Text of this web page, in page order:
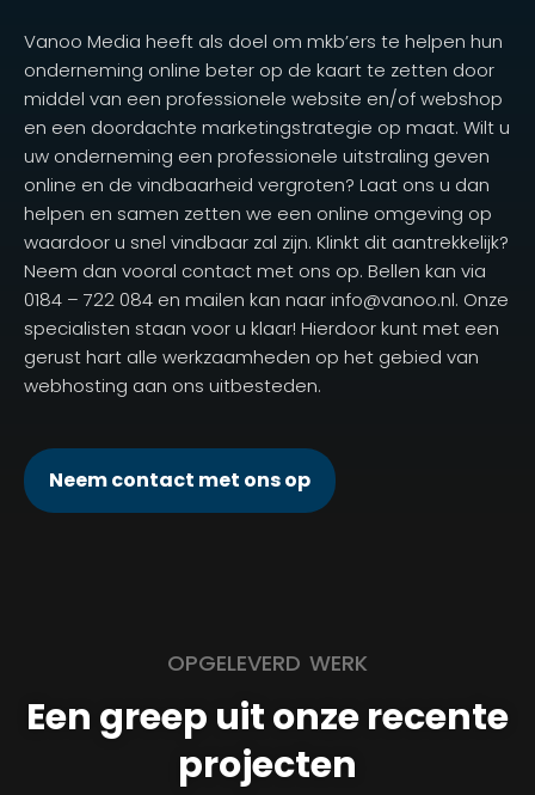
Vanoo Media heeft als doel om mkb’ers te helpen hun
onderneming online beter op de kaart te zetten door
middel van een professionele website en/of webshop
en een doordachte marketingstrategie op maat. Wilt u
uw onderneming een professionele uitstraling geven
online en de vindbaarheid vergroten? Laat ons u dan
helpen en samen zetten we een online omgeving op
waardoor u snel vindbaar zal zijn. Klinkt dit aantrekkelijk?
Neem dan vooral contact met ons op. Bellen kan via
0184 – 722 084 en mailen kan naar info@vanoo.nl. Onze
specialisten staan voor u klaar! Hierdoor kunt met een
gerust hart alle werkzaamheden op het gebied van
webhosting aan ons uitbesteden.
Neem contact met ons op
OPGELEVERD WERK
Een greep uit onze recente
projecten